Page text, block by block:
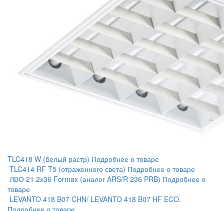
TLC418 W (белый растр) Подробнее о товаре
TLC414 RF T5 (отраженного света) Подробнее о товаре
ЛВО 21 2х36 Formax (аналог ARS/R 236 PRB) Подробнее о
товаре
LEVANTO 418 B07 CHN/ LEVANTO 418 B07 HF ECO.
Подробнее о товаре